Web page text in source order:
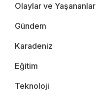
Olaylar ve Yaşananlar
Gündem
Karadeniz
Eğitim
Teknoloji